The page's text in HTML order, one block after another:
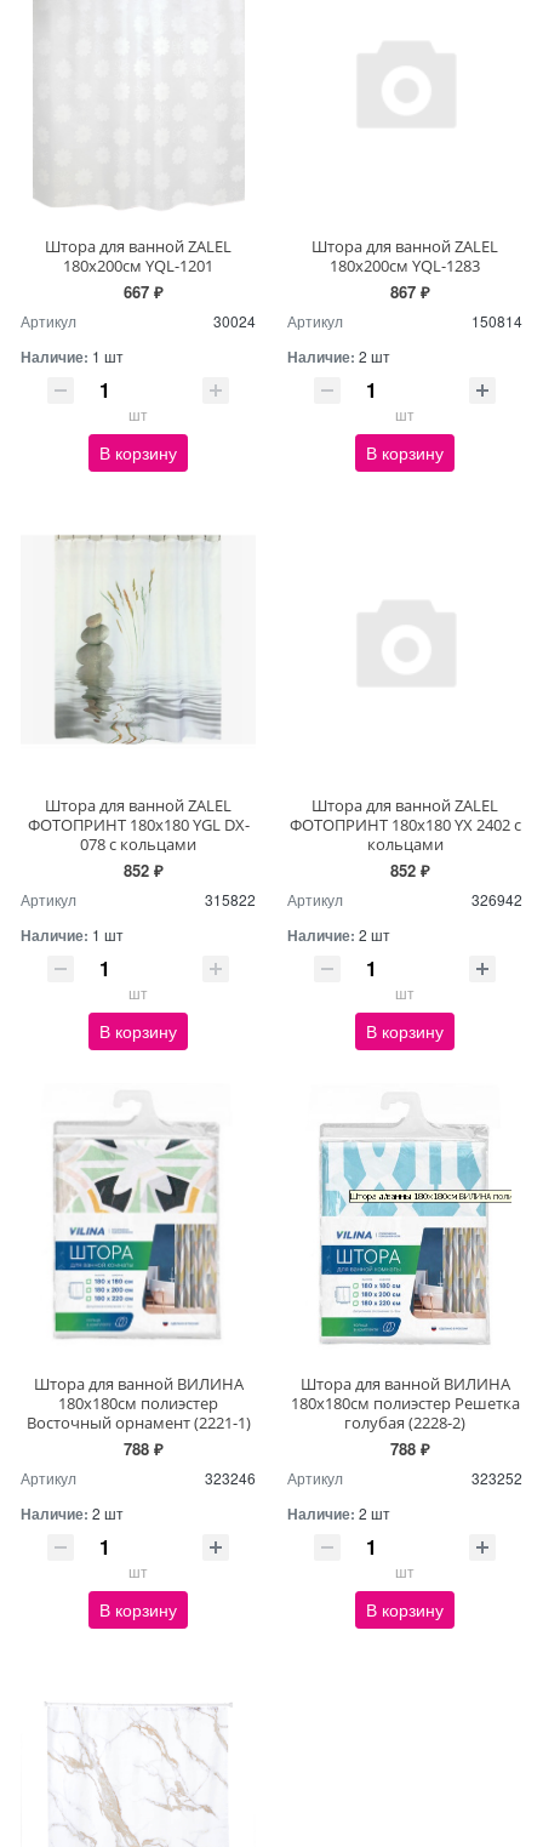
Штора для ванной ZALEL
180х200см YQL-1201
667 ₽
Артикул 30024
Наличие: 1 шт
шт
В корзину
Штора для ванной ZALEL
180х200см YQL-1283
867 ₽
Артикул 150814
Наличие: 2 шт
шт
В корзину
Штора для ванной ZALEL
ФОТОПРИНТ 180х180 YGL DX-
078 с кольцами
852 ₽
Артикул 315822
Наличие: 1 шт
шт
В корзину
Штора для ванной ZALEL
ФОТОПРИНТ 180х180 YX 2402 с
кольцами
852 ₽
Артикул 326942
Наличие: 2 шт
шт
В корзину
Штора для ванной ВИЛИНА
180х180см полиэстер
Восточный орнамент (2221-1)
788 ₽
Артикул 323246
Наличие: 2 шт
шт
В корзину
Штора для ванной ВИЛИНА
180х180см полиэстер Решетка
голубая (2228-2)
788 ₽
Артикул 323252
Наличие: 2 шт
шт
В корзину